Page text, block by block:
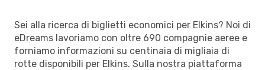
Sei alla ricerca di biglietti economici per Elkins? Noi di
eDreams lavoriamo con oltre 690 compagnie aeree e
forniamo informazioni su centinaia di migliaia di
rotte disponibili per Elkins. Sulla nostra piattaforma